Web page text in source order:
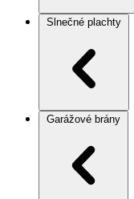
Slnečné plachty
Garážové brány